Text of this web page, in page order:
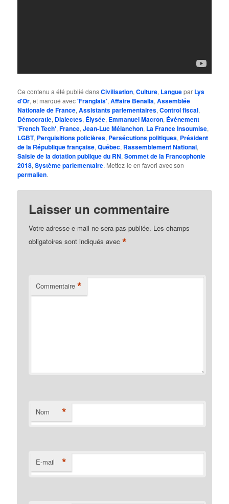
Ce contenu a été publié dansCivilisation,Culture, Languepar Lys
d'Or, et marqué avec'Franglais',Affaire Benalla,Assemblée
Nationale de France,Assistants parlementaires,Control fiscal,
Démocratie, Dialectes, Élysée, Emmanuel Macron, Événement
'French Tech',France,Jean-Luc Mélanchon, La France Insoumise,
LGBT, Perquisitions policières, Persécutions politiques, Président
de la République française,Québec, Rassemblement National,
Saisie de la dotation publique du RN,Sommet de la Francophonie
2018,Système parlementaire. Mettez-le en favori avec son
permalien.
Laisser un commentaire
Votre adresse e-mail ne sera pas publiée. Les champs
obligatoires sont indiqués avec*
Commentaire *
Nom *
E-mail *